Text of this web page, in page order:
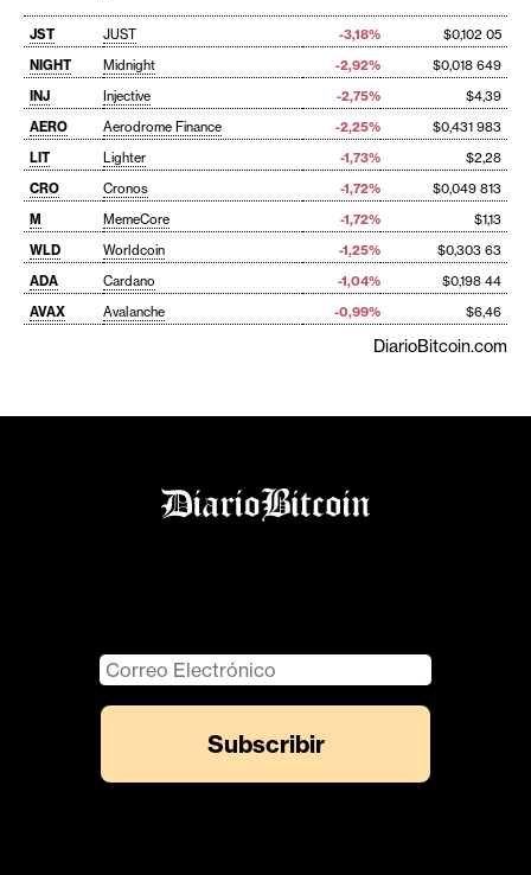
JST JUST -3,18%
$0,102 05
NIGHT
Midnight -2,92%
$0,018 649
INJ
Injective -2,75%
$4,39
AERO
Aerodrome Finance -2,25%
$0,431 983
LIT
Lighter -1,73%
$2,28
CRO
Cronos -1,72%
$0,049 813
M
MemeCore -1,72%
$1,13
WLD
Worldcoin -1,25%
$0,303 63
ADA
Cardano -1,04%
$0,198 44
AVAX
Avalanche -0,99% $6,46
DiarioBitcoin.com